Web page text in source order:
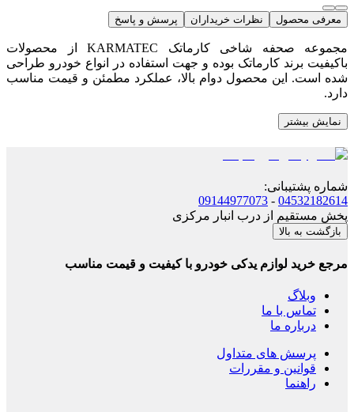
معرفی محصول نظرات خریداران پرسش و پاسخ
مجموعه صحفه شاخی کارماتک KARMATEC از محصولات
باکیفیت برند کارماتک بوده و جهت استفاده در انواع خودرو طراحی
شده است. این محصول دوام بالا، عملکرد مطمئن و قیمت مناسب
دارد.
نمایش بیشتر
شماره پشتیبانی:
04532182614
-
09144977073
پخش مستقیم از درب انبار مرکزی
بازگشت به بالا
مرجع خرید لوازم یدکی خودرو با کیفیت و قیمت مناسب
وبلاگ
تماس با ما
درباره ما
پرسش های متداول
قوانین و مقررات
راهنما